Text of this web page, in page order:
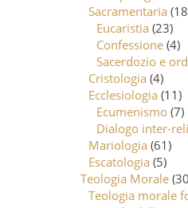
Sacramentaria
Eucaristia (23)
Confessione (4)
Sacerdozio e
Cristologia (4)
Ecclesiologia (11)
Ecumenismo (7)
Dialogo inter-
Mariologia (61)
Escatologia (5)
Teologia Morale
Teologia morale